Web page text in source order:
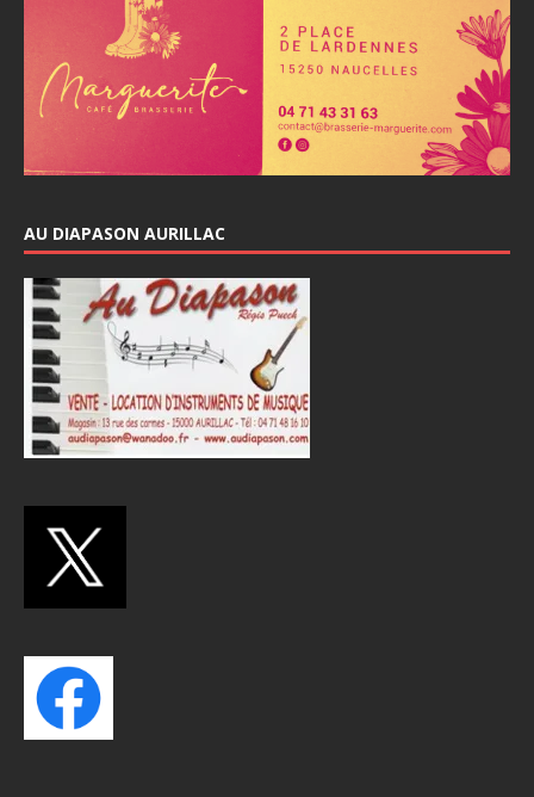
AU DIAPASON AURILLAC